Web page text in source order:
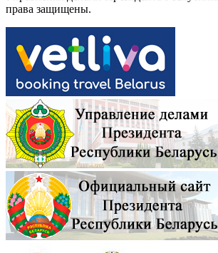
права защищены.